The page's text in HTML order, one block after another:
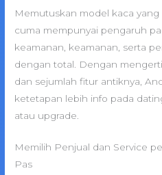
Memutuskan model kaca
cuma mempunyai pengaruh
keamanan, keamanan, serta
dengan total. Dengan
dan sejumlah fitur antiknya,
ketetapan lebih info pada
atau upgrade.
Memilih Penjual dan Service
Pas